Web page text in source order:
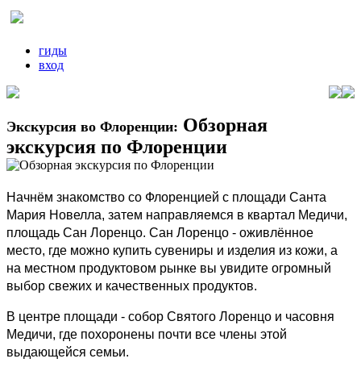
гиды
вход
Экскурсия во Флоренции: Обзорная
экскурсия по Флоренции
Начнём знакомство со Флоренцией с площади Санта
Мария Новелла, затем направляемся в квартал Медичи,
площадь Сан Лоренцо. Сан Лоренцо - оживлённое
место, где можно купить сувениры и изделия из кожи, а
на местном продуктовом рынке вы увидите огромный
выбор свежих и качественных продуктов.
В центре площади - собор Святого Лоренцо и часовня
Медичи, где похоронены почти все члены этой
выдающейся семьи.